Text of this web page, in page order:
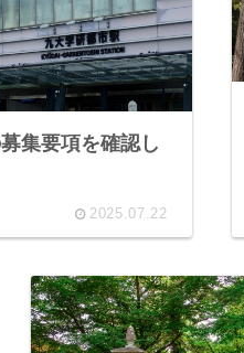
集要項を確認し
2025.07.22